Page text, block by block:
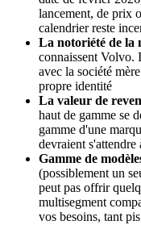
lancement, de prix
calendrier reste
La notoriété de la
connaissent Volvo.
avec la société
propre identité
La valeur de
haut de gamme se
gamme d'une
devraient s'attendre
Gamme de
(possiblement un
peut pas offrir
multisegment
vos besoins, tant pis